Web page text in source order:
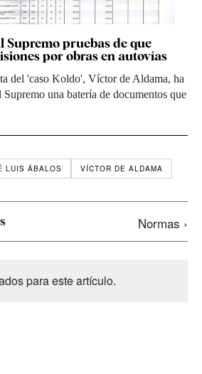
Supremo pruebas de que
por obras en autovías
del 'caso Koldo', Víctor de Aldama, ha
una batería de documentos que
LUIS ÁBALOS VÍCTOR DE ALDAMA
Normas ›
para este artículo.